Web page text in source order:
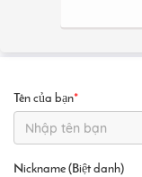
Tên của bạn*
Nickname (Biệt danh)